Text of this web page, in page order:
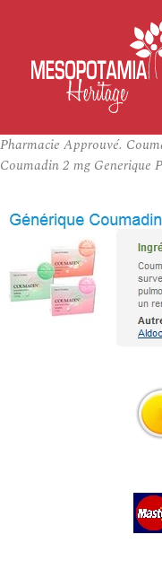
Pharmacie Approuvé.
Coumadin 2 mg Generique